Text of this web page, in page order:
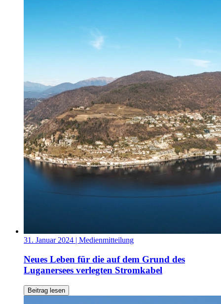
31. Januar 2024 | Medienmitteilung
Neues Leben für die auf dem Grund des
Luganersees verlegten Stromkabel
Beitrag lesen